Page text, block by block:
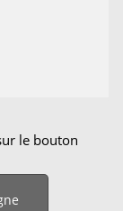
le bouton